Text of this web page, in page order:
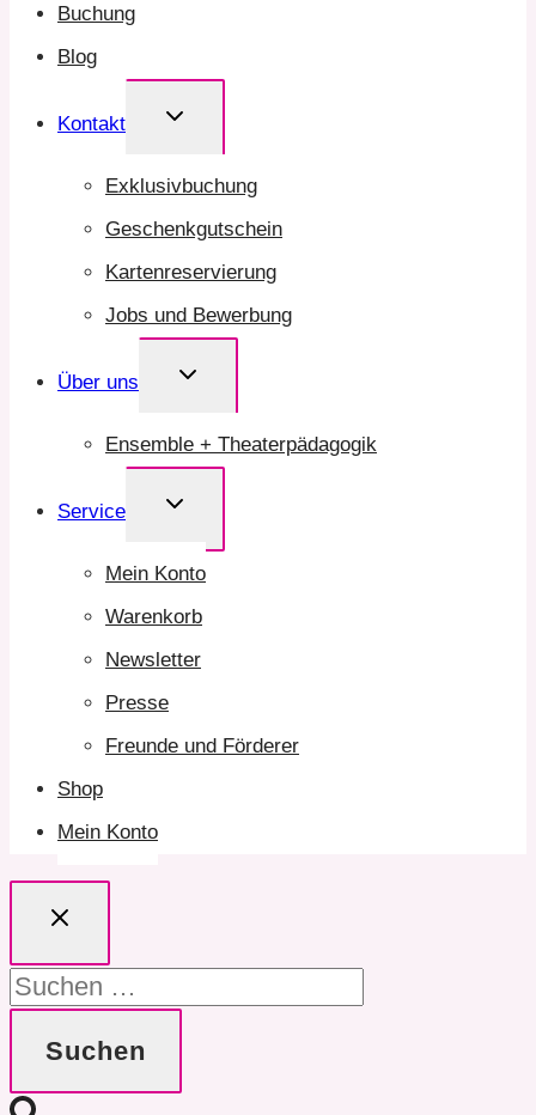
Buchung
Blog
Kontakt
Untermenü
umschalten
Exklusivbuchung
Geschenkgutschein
Kartenreservierung
Jobs und Bewerbung
Über uns
Untermenü
umschalten
Ensemble + Theaterpädagogik
Service
Untermenü
umschalten
Mein Konto
Warenkorb
Newsletter
Presse
Freunde und Förderer
Shop
Mein Konto
Suchen